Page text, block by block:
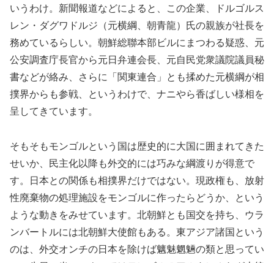
いうわけ。新聞報道などによると、この企業、ドルゴルス
レン・ダグワドルジ（元横綱、朝青龍）氏の親族が社長を
務めているらしい。朝鮮総聯本部ビルにまつわる疑惑、元
公安調査庁長官から元日弁連会長、元自民党衆議院議員秘
書などが絡み、さらに「関東連合」とも揉めた元横綱が相
撲界からも参戦、というわけで、ナニやら香ばしい様相を
呈してきています。
そもそもモンゴルという国は歴史的に大国に囲まれてきた
せいか、民主化以降も外交的には巧みな綱渡りが得意で
す。日本との関係も相撲界だけではない。現政権も、放射
性廃棄物の処理施設をモンゴルに作ったらどうか、という
ような動きをみせています。北朝鮮とも国交を持ち、ウラ
ンバートルには北朝鮮大使館もある。東アジア諸国という
のは、外交オンチの日本を除けば魑魅魍魎の類と思ってい